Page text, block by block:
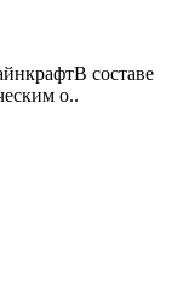
составе
о..